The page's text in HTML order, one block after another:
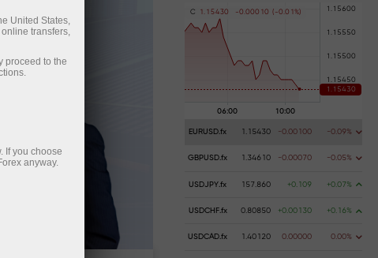
C 1 . 1 5430 -0 .000 1 0 ( -0 .0 1 %
EURUSD.fx 1.15430 -0.00100 -0.09%
GBPUSD.fx 1.34610 -0.00070 -0.05%
USDJPY.fx 157.860 +0.109 +0.07%
USDCHF.fx 0.80850 +0.00130 +0.16%
USDCAD.fx 1.40120 0.00000 0.00%
United States,
transfers,
proceed to the
If you choose
anyway.